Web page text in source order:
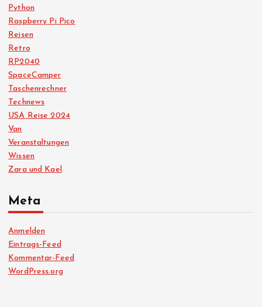
Python
Raspberry Pi Pico
Reisen
Retro
RP2040
SpaceCamper
Taschenrechner
Technews
USA Reise 2024
Van
Veranstaltungen
Wissen
Zara und Kael
Meta
Anmelden
Eintrags-Feed
Kommentar-Feed
WordPress.org